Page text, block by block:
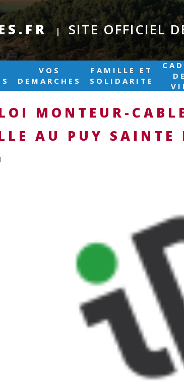
| SITE OFFICIEL
VOS
DEMARCHES
FAMILLE ET
SOLIDARITE
DE
MONTEUR-
AU PUY SAINTE